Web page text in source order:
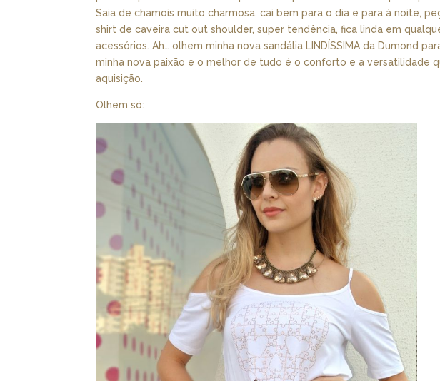
Saia de chamois muito charmosa, cai bem para o dia e para à noite,
shirt de caveira cut out shoulder, super tendência, fica linda em
acessórios. Ah… olhem minha nova sandália LINDÍSSIMA da Dumond
minha nova paixão e o melhor de tudo é o conforto e a versatilidade
aquisição.
Olhem só: